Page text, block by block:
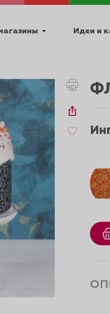
Идеи и